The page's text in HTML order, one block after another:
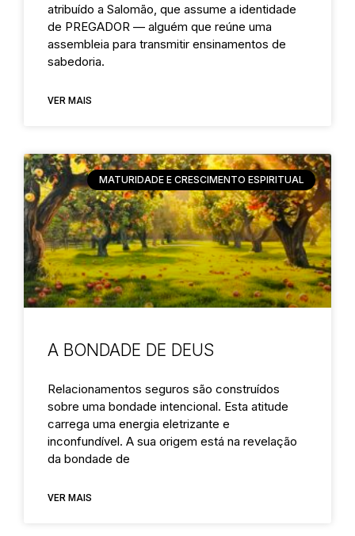
atribuído a Salomão, que assume a identidade
de PREGADOR — alguém que reúne uma
assembleia para transmitir ensinamentos de
sabedoria.
VER MAIS
MATURIDADE E CRESCIMENTO ESPIRITUAL
A BONDADE DE DEUS
Relacionamentos seguros são construídos
sobre uma bondade intencional. Esta atitude
carrega uma energia eletrizante e
inconfundível. A sua origem está na revelação
da bondade de
VER MAIS